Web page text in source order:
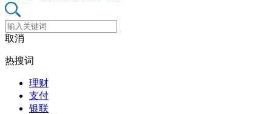
取消
热搜词
理财
支付
银联